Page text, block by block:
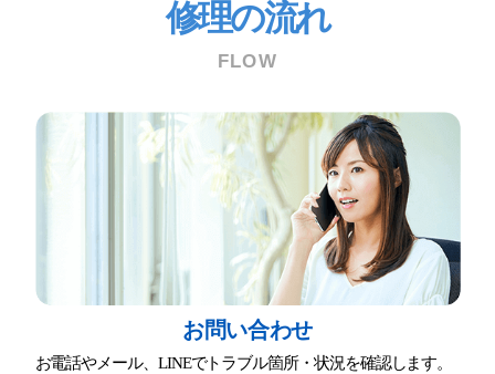
修理の流れ
FLOW
お問い合わせ
お電話やメール、LINEでトラブル箇所・状況を確認します。